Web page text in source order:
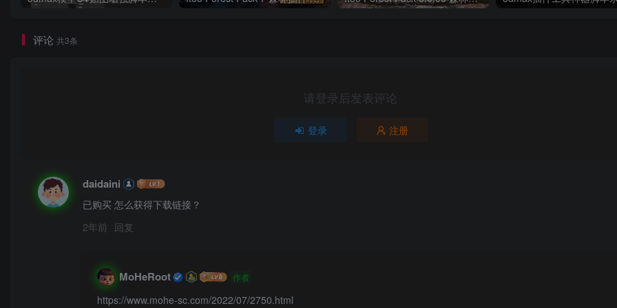
评论 共3条
请登录后发表评论
登录 注册
daidaini
已购买 怎么获得下载链接？
2年前 回复
MoHeRoot 作者
https://www.mohe-sc.com/2022/07/2750.html